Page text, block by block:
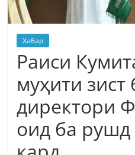
Хабар
Раиси
муҳити зист
директори
оид ба рушд